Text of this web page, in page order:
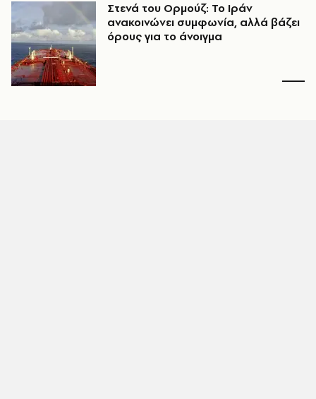
Στενά του Ορμούζ: Το Ιράν
ανακοινώνει συμφωνία, αλλά βάζει
όρους για το άνοιγμα